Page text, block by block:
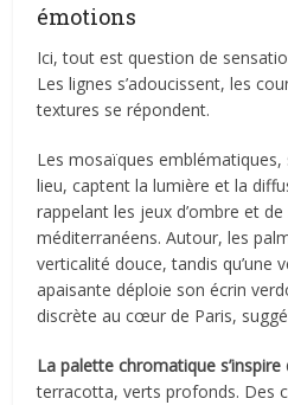
émotions
Ici, tout est question de
Les lignes s’adoucissent, les
textures se répondent.
Les mosaïques emblématiques,
lieu, captent la lumière et la
rappelant les jeux d’ombre et
méditerranéens. Autour, les
verticalité douce, tandis qu’une
apaisante déploie son écrin
discrète au cœur de Paris,
La palette chromatique
terracotta, verts profonds. Des